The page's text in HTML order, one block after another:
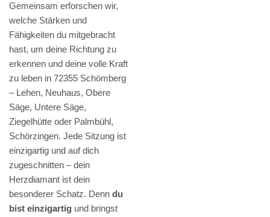
Gemeinsam erforschen wir,
welche Stärken und
Fähigkeiten du mitgebracht
hast, um deine Richtung zu
erkennen und deine volle Kraft
zu leben in 72355 Schömberg
– Lehen, Neuhaus, Obere
Säge, Untere Säge,
Ziegelhütte oder Palmbühl,
Schörzingen. Jede Sitzung ist
einzigartig und auf dich
zugeschnitten – dein
Herzdiamant ist dein
besonderer Schatz. Denn du
bist einzigartig und bringst